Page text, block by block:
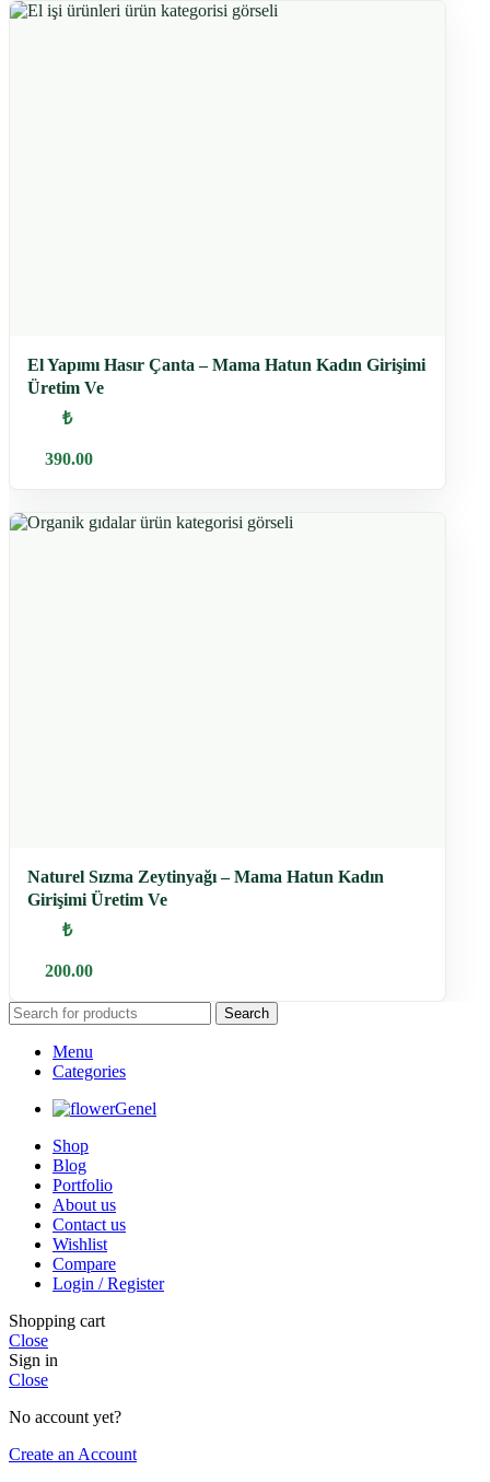
El Yapımı Hasır Çanta – Mama Hatun Kadın Girişimi
Üretim Ve
₺
390.00
Naturel Sızma Zeytinyağı – Mama Hatun Kadın
Girişimi Üretim Ve
₺
200.00
Search
Menu
Categories
Genel
Shop
Blog
Portfolio
About us
Contact us
Wishlist
Compare
Login / Register
Shopping cart
Close
Sign in
Close
No account yet?
Create an Account